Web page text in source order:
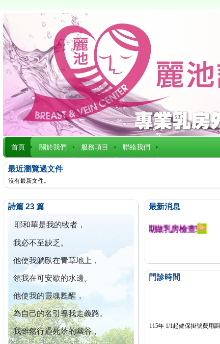
首頁 關於我們 服務項目 聯絡我們
最近瀏覽過文件
沒有最新文件。
詩篇 23 篇
耶和華是我的牧者，
我必不至缺乏。
他使我躺臥在青草地上，
領我在可安歇的水邊。
他使我的靈魂甦醒，
為自己的名引導我走義路。
我雖然行過死蔭的幽谷，
最新消息
今已篩檢出1700位乳癌患者,提醒您定期做乳房檢查!
門診時間
115年 1/1起健保掛號費用